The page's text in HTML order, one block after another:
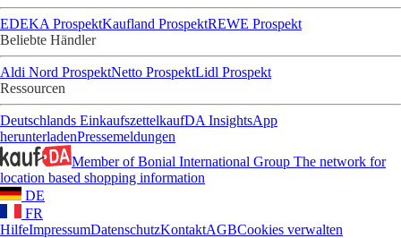
EDEKA ProspektKaufland ProspektREWE Prospekt
Beliebte Händler
Aldi Nord ProspektNetto ProspektLidl Prospekt
Ressourcen
Deutschlands EinkaufszettelkaufDA InsightsApp
herunterladenPressemeldungen
Member of Bonial International Group The network for
location based shopping information
DE
FR
HilfeImpressumDatenschutzKontaktAGBCookies verwalten